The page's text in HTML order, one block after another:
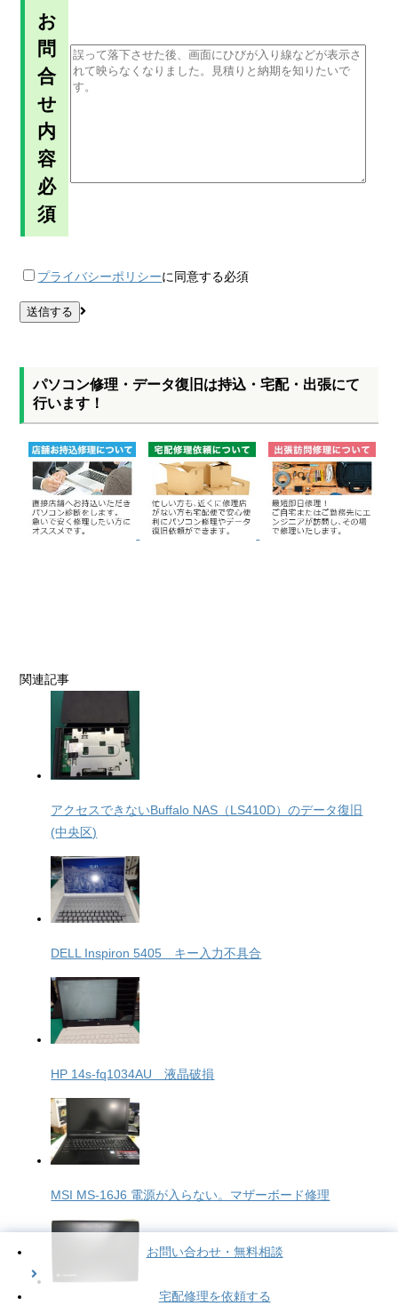
お
問
合
せ
内
容
必
須
プライバシーポリシーに同意する必須
パソコン修理・データ復旧は持込・宅配・出張にて
行います！
関連記事
アクセスできないBuffalo NAS（LS410D）のデータ復旧
(中央区)
DELL Inspiron 5405 キー入力不具合
HP 14s-fq1034AU 液晶破損
MSI MS-16J6 電源が入らない。マザーボード修理
お問い合わせ・無料相談
宅配修理を依頼する